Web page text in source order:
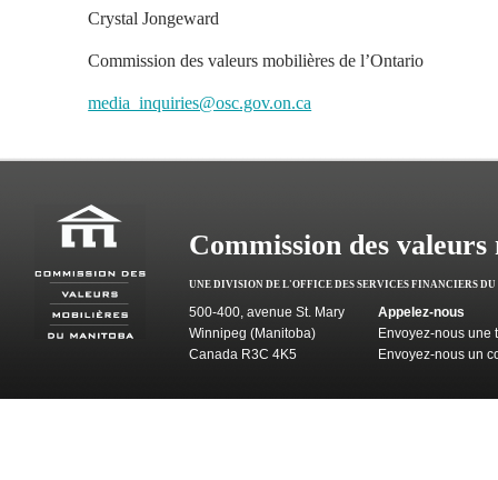
Crystal Jongeward
Commission des valeurs mobilières de l’Ontario
media_inquiries@osc.gov.on.ca
Commission des
UNE DIVISION DE L'OFFICE DES SERVICES FINANCIERS
500-400, avenue St. Mary
Winnipeg (Manitoba)
Canada R3C 4K5
Appelez-nous
Envoyez-nous une
Envoyez-nous un